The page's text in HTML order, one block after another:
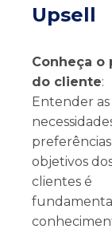
Upsell
Conheça o
do cliente:
Entender as
objetivos
clientes é